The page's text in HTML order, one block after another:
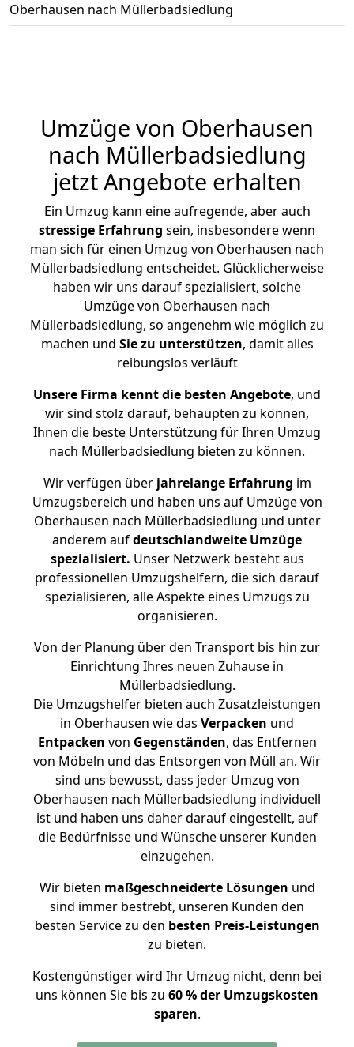
Oberhausen nach Müllerbadsiedlung
Umzüge von Oberhausen
nach Müllerbadsiedlung
jetzt Angebote erhalten
Ein Umzug kann eine aufregende, aber auch
stressige Erfahrung sein, insbesondere wenn
man sich für einen Umzug von Oberhausen nach
Müllerbadsiedlung entscheidet. Glücklicherweise
haben wir uns darauf spezialisiert, solche
Umzüge von Oberhausen nach
Müllerbadsiedlung, so angenehm wie möglich zu
machen und Sie zu unterstützen, damit alles
reibungslos verläuft
Unsere Firma kennt die besten Angebote, und
wir sind stolz darauf, behaupten zu können,
Ihnen die beste Unterstützung für Ihren Umzug
nach Müllerbadsiedlung bieten zu können.
Wir verfügen überjahrelange Erfahrung im
Umzugsbereich und haben uns auf Umzüge von
Oberhausen nach Müllerbadsiedlung und unter
anderem aufdeutschlandweite Umzüge
spezialisiert. Unser Netzwerk besteht aus
professionellen Umzugshelfern, die sich darauf
spezialisieren, alle Aspekte eines Umzugs zu
organisieren.
Von der Planung über den Transport bis hin zur
Einrichtung Ihres neuen Zuhause in
Müllerbadsiedlung.
Die Umzugshelfer bieten auch Zusatzleistungen
in Oberhausen wie das Verpacken und
Entpacken von Gegenständen, das Entfernen
von Möbeln und das Entsorgen von Müll an. Wir
sind uns bewusst, dass jeder Umzug von
Oberhausen nach Müllerbadsiedlung individuell
ist und haben uns daher darauf eingestellt, auf
die Bedürfnisse und Wünsche unserer Kunden
einzugehen.
Wir bieten maßgeschneiderte Lösungen und
sind immer bestrebt, unseren Kunden den
besten Service zu den besten Preis-Leistungen
zu bieten.
Kostengünstiger wird Ihr Umzug nicht, denn bei
uns können Sie bis zu 60 % der Umzugskosten
sparen.